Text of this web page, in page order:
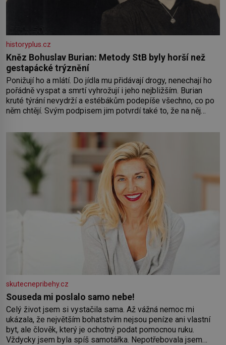
historyplus.cz
Kněz Bohuslav Burian: Metody StB byly horší než
gestapácké trýznění
Ponižují ho a mlátí. Do jídla mu přidávají drogy, nenechají ho
pořádně vyspat a smrtí vyhrožují i jeho nejbližším. Burian
kruté týrání nevydrží a estébákům podepíše všechno, co po
něm chtějí. Svým podpisem jim potvrdí také to, že na něj
Syn brněnského řezníka chce být knězem a
skutecnepribehy.cz
Souseda mi poslalo samo nebe!
Celý život jsem si vystačila sama. Až vážná nemoc mi
ukázala, že největším bohatstvím nejsou peníze ani vlastní
byt, ale člověk, který je ochotný podat pomocnou ruku.
Vždycky jsem byla spíš samotářka. Nepotřebovala jsem